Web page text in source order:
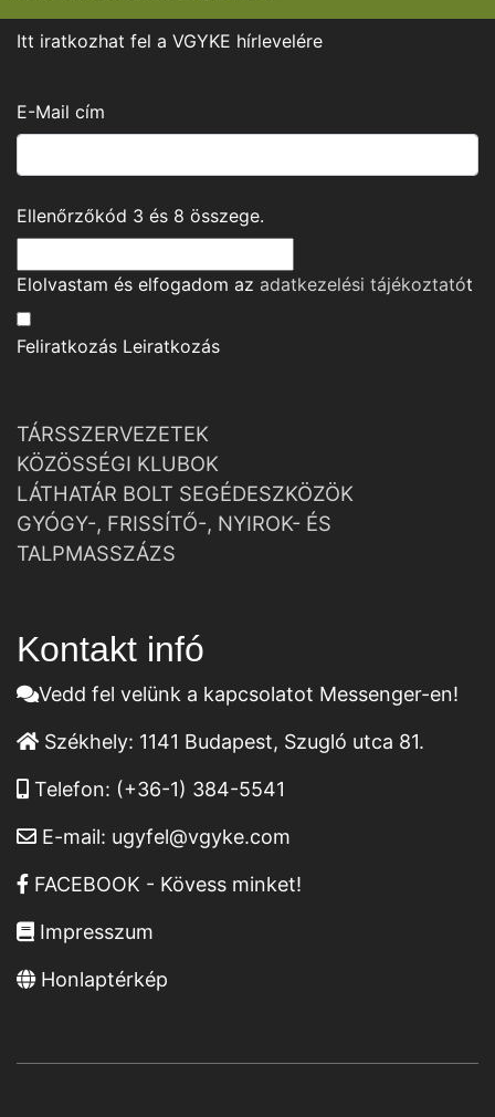
Itt iratkozhat fel a VGYKE hírlevelére
E-Mail cím
Ellenőrzőkód 3 és 8 összege.
Elolvastam és elfogadom az adatkezelési tájékoztatót
Feliratkozás Leiratkozás
TÁRSSZERVEZETEK
KÖZÖSSÉGI KLUBOK
LÁTHATÁR BOLT SEGÉDESZKÖZÖK
GYÓGY-, FRISSÍTŐ-, NYIROK- ÉS
TALPMASSZÁZS
Kontakt infó
Vedd fel velünk a kapcsolatot Messenger-en!
Székhely: 1141 Budapest, Szugló utca 81.
Telefon: (+36-1) 384-5541
E-mail: ugyfel@vgyke.com
FACEBOOK - Kövess minket!
Impresszum
Honlaptérkép